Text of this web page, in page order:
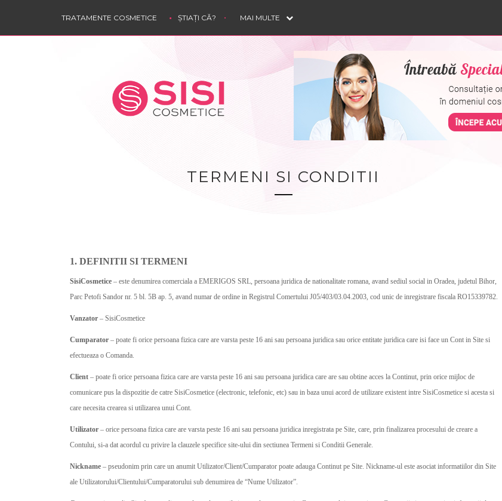
TRATAMENTE COSMETICE ȘTIAȚI CĂ? MAI MULTE
TERMENI SI CONDITII
1. DEFINITII SI TERMENI
SisiCosmetice – este denumirea comerciala a EMERIGOS SRL, persoana juridica de nationalitate romana, avand sediul social in Oradea, judetul Bihor,
Parc Petofi Sandor nr. 5 bl. 5B ap. 5, avand numar de ordine in Registrul Comertului J05/403/03.04.2003, cod unic de inregistrare fiscala RO15339782.
Vanzator – SisiCosmetice
Cumparator – poate fi orice persoana fizica care are varsta peste 16 ani sau persoana juridica sau orice entitate juridica care isi face un Cont in Site si
efectueaza o Comanda.
Client – poate fi orice persoana fizica care are varsta peste 16 ani sau persoana juridica care are sau obtine acces la Continut, prin orice mijloc de
comunicare pus la dispozitie de catre SisiCosmetice (electronic, telefonic, etc) sau in baza unui acord de utilizare existent intre SisiCosmetice si acesta si
care necesita crearea si utilizarea unui Cont.
Utilizator – orice persoana fizica care are varsta peste 16 ani sau persoana juridica inregistrata pe Site, care, prin finalizarea procesului de creare a
Contului, si-a dat acordul cu privire la clauzele specifice site-ului din sectiunea Termeni si Conditii Generale.
Nickname – pseudonim prin care un anumit Utilizator/Client/Cumparator poate adauga Continut pe Site. Nickname-ul este asociat informatiilor din Site
ale Utilizatorului/Clientului/Cumparatorului sub denumirea de “Nume Utilizator”.